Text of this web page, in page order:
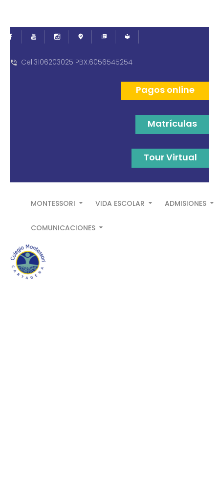
Cel:3106203025 PBX:6056545254
Pagos online
Matrículas
Tour Virtual
MONTESSORI VIDA ESCOLAR ADMISIONES
COMUNICACIONES